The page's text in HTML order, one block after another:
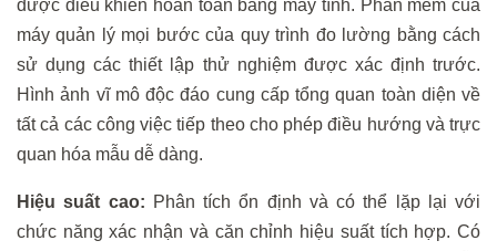
được điều khiển hoàn toàn bằng máy tính. Phần mềm của
máy quản lý mọi bước của quy trình đo lường bằng cách
sử dụng các thiết lập thử nghiệm được xác định trước.
Hình ảnh vĩ mô độc đáo cung cấp tổng quan toàn diện về
tất cả các công việc tiếp theo cho phép điều hướng và trực
quan hóa mẫu dễ dàng.
Hiệu suất cao: Phân tích ổn định và có thể lặp lại với
chức năng xác nhận và căn chỉnh hiệu suất tích hợp. Có